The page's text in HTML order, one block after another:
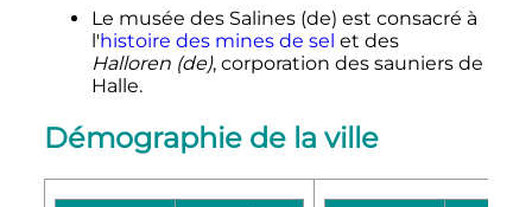
Le musée des Salines (de) est consacré à
l'histoire des mines de sel et des
Halloren (de), corporation des sauniers de
Halle.
Démographie de la ville